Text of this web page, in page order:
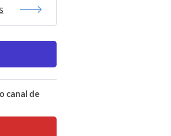
canal de